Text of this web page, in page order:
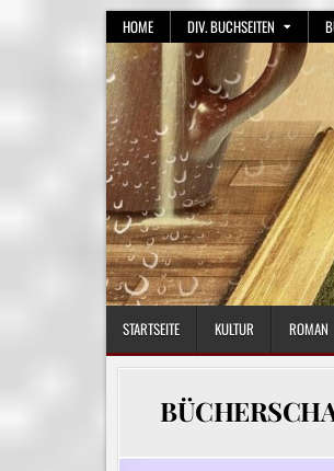
HOME DIV. BUCHSEITEN
STARTSEITE KULTUR ROMAN